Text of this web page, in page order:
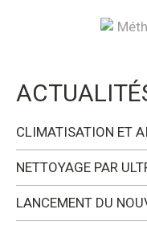
CLIMATISATION ET
NETTOYAGE PAR
LANCEMENT DU